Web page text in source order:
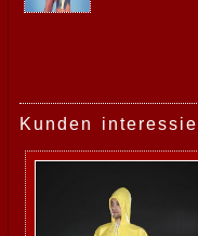
Kunden